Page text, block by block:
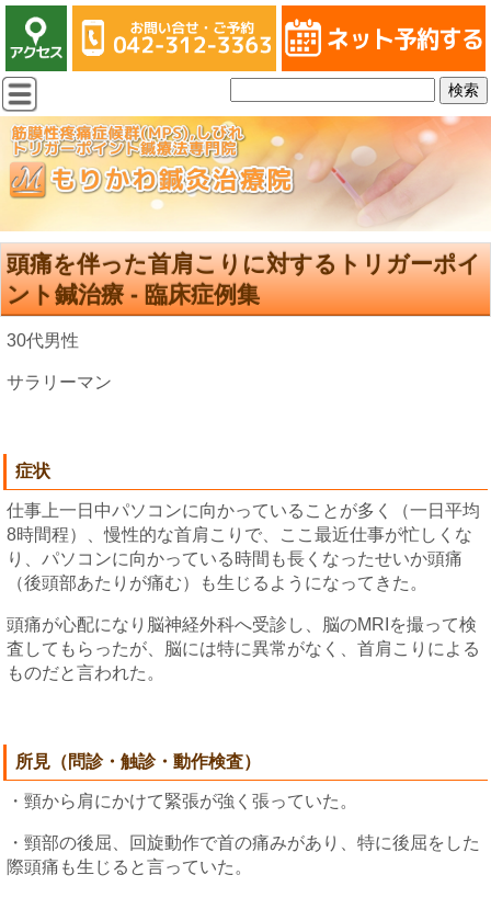
頭痛を伴った首肩こりに対するトリガーポイ
ント鍼治療 - 臨床症例集
30代男性
サラリーマン
症状
仕事上一日中パソコンに向かっていることが多く（一日平均
8時間程）、慢性的な首肩こりで、ここ最近仕事が忙しくな
り、パソコンに向かっている時間も長くなったせいか頭痛
（後頭部あたりが痛む）も生じるようになってきた。
頭痛が心配になり脳神経外科へ受診し、脳のMRIを撮って検
査してもらったが、脳には特に異常がなく、首肩こりによる
ものだと言われた。
所見（問診・触診・動作検査）
・頸から肩にかけて緊張が強く張っていた。
・頸部の後屈、回旋動作で首の痛みがあり、特に後屈をした
際頭痛も生じると言っていた。